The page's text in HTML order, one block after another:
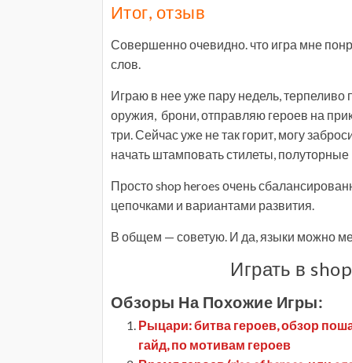
Итог, отзыв
Совершенно очевидно. что игра мне
слов.
Играю в нее уже пару недель,
оружия, брони, отправляю героев на
три. Сейчас уже не так горит, могу
начать штамповать стилеты,
Просто shop heroes очень
цепочками и вариантами развития.
В общем — советую. И да, языки можно
Играть в
Обзоры На Похожие Игры:
Рыцари: битва героев, обзор
гайд, по мотивам героев